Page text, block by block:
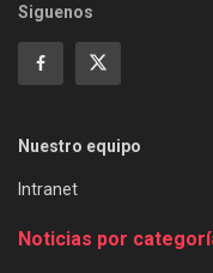
Siguenos
Nuestro equipo
Intranet
Noticias por